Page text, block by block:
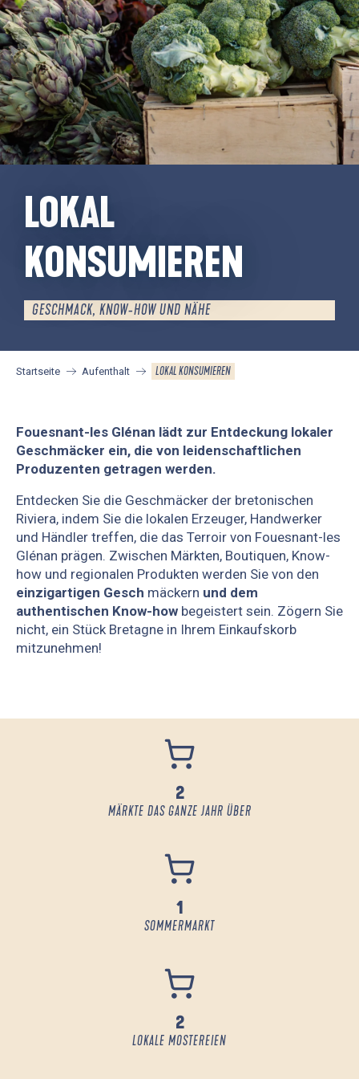
LOKAL
KONSUMIEREN
GESCHMACK, KNOW-HOW UND NÄHE
Startseite Aufenthalt LOKAL KONSUMIEREN
Fouesnant-les Glénan lädt zur Entdeckung lokaler
Geschmäcker ein, die von leidenschaftlichen
Produzenten getragen werden.
Entdecken Sie die Geschmäcker der bretonischen
Riviera, indem Sie die lokalen Erzeuger, Handwerker
und Händler treffen, die das Terroir von Fouesnant-les
Glénan prägen. Zwischen Märkten, Boutiquen, Know-
how und regionalen Produkten werden Sie von den
einzigartigen Gesch mäckern und dem
authentischen Know-how begeistert sein. Zögern Sie
nicht, ein Stück Bretagne in Ihrem Einkaufskorb
mitzunehmen!
2
MÄRKTE DAS GANZE JAHR ÜBER
1
SOMMERMARKT
2
LOKALE MOSTEREIEN